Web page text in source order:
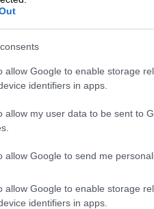
allow Google to enable storage
identifiers in apps.
allow my user data to be sent to
allow Google to send me
allow Google to enable storage
identifiers in apps.
ξεκίνησε το 2018,
του, τον Ιούνιο
στον διάδοχό του,
από τον Βαγγέλη
ούτε στην
του ΣΥΡΙΖΑ
στον ΟΠΕΚΕΠΕ
υπάρχουν, όπως